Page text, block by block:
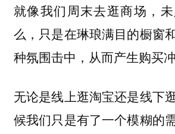
就像我们周末去逛商场，
么，只是在琳琅满目的橱窗
种氛围击中，从而产生购买冲
无论是线上逛淘宝还是线下
候我们只是有了一个模糊的